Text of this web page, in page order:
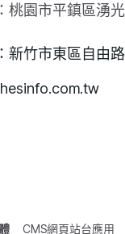
桃園市平鎮區湧
新竹市東區自由
CMS網頁站台應用